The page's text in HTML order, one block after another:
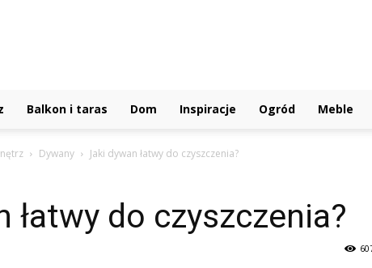
Balkon i taras Dom Inspiracje Ogród Meble
Dywany Jaki dywan łatwy do czyszczenia?
łatwy do czyszczenia?